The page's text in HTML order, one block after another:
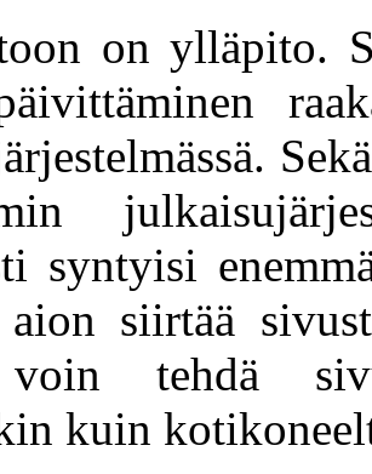
on ylläpito.
syntyisi
siirtää
tehdä
kuin